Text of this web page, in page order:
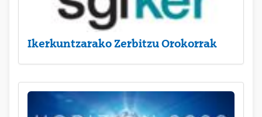
Ikerkuntzarako Zerbitzu Orokorrak